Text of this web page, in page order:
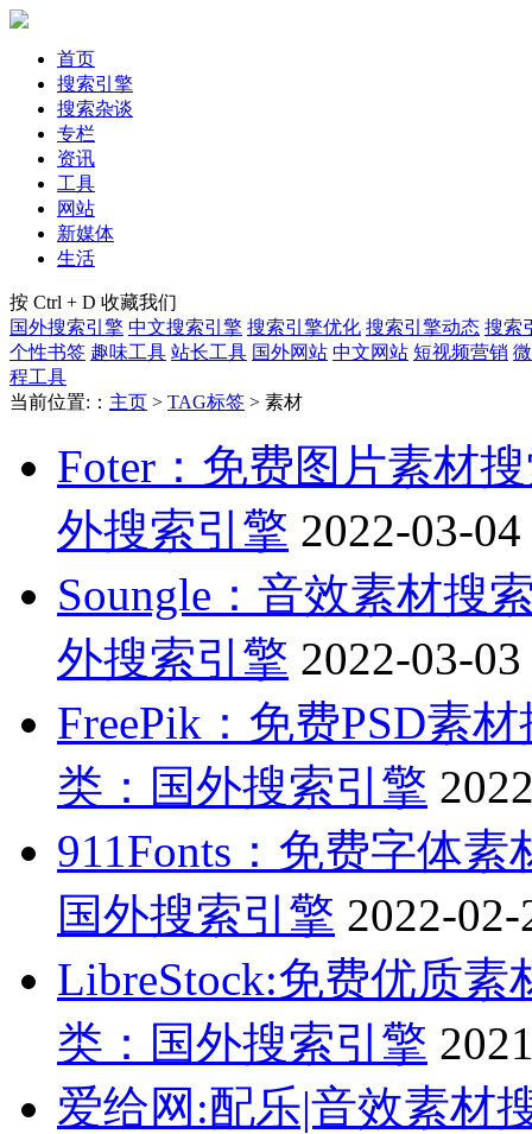
首页
搜索引擎
搜索杂谈
专栏
资讯
工具
网站
新媒体
生活
按 Ctrl + D 收藏我们
国外搜索引擎 中文搜索引擎 搜索引擎优化 搜索引擎动态 搜索
个性书签 趣味工具 站长工具 国外网站 中文网站 短视频营销
程工具
当前位置:： 主页 > TAG标签 > 素材
Foter：免费图片素材
外搜索引擎 2022-03-04
Soungle：音效素材搜
外搜索引擎 2022-03-03
FreePik：免费PSD素
类：国外搜索引擎
911Fonts：免费字体
国外搜索引擎 2022-02-
LibreStock:免费优质
类：国外搜索引擎
爱给网:配乐|音效素材